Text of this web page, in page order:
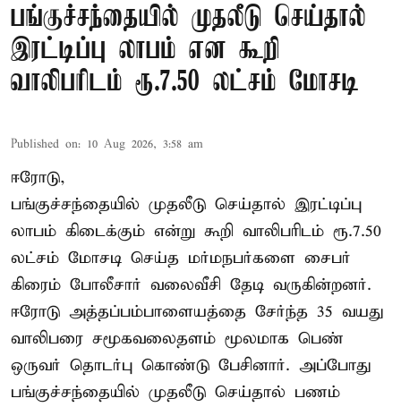
பங்குச்சந்தையில் முதலீடு செய்தால்
இரட்டிப்பு லாபம் என கூறி
வாலிபரிடம் ரூ.7.50 லட்சம் மோசடி
Published on: 10 Aug 2026, 3:58 am
ஈரோடு,
பங்குச்சந்தையில் முதலீடு செய்தால் இரட்டிப்பு
லாபம் கிடைக்கும் என்று கூறி வாலிபரிடம் ரூ.7.50
லட்சம் மோசடி செய்த மர்மநபர்களை சைபர்
கிரைம் போலீசார் வலைவீசி தேடி வருகின்றனர்.
ஈரோடு அத்தப்பம்பாளையத்தை சேர்ந்த 35 வயது
வாலிபரை சமூகவலைதளம் மூலமாக பெண்
ஒருவர் தொடர்பு கொண்டு பேசினார். அப்போது
பங்குச்சந்தையில் முதலீடு செய்தால் பணம்